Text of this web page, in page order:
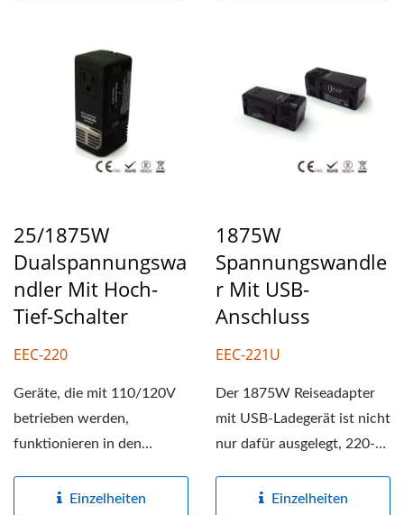
25/1875W
Dualspannungswa
Ndler Mit Hoch-
Tief-Schalter
EEC-220
Geräte, die mit 110/120V
betrieben werden,
funktionieren in den
nicht,...
Einzelheiten
1875W
Spannungswandle
R Mit USB-
Anschluss
EEC-221U
Der 1875W Reiseadapter
mit USB-Ladegerät ist nicht
nur dafür ausgelegt, 220-
Einzelheiten